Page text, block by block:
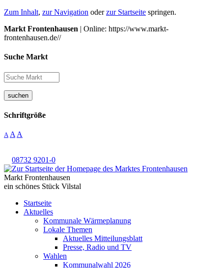
Zum Inhalt, zur Navigation oderzur Startseite springen.
Markt Frontenhausen | Online: https://www.markt-
frontenhausen.de//
Suche Markt
suchen
Schriftgröße
A A A
08732 9201-0
Markt Frontenhausen
ein schönes Stück Vilstal
Startseite
Aktuelles
Kommunale Wärmeplanung
Lokale Themen
Aktuelles Mitteilungsblatt
Presse, Radio und TV
Wahlen
Kommunalwahl 2026